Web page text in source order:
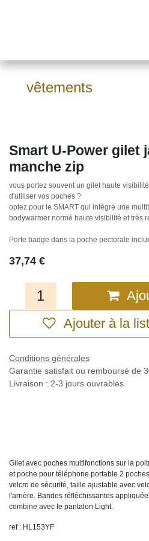
vêtements
Smart U-Power gilet
manche zip
vous portez souvent un gilet haute
d'utiliser vos poches ?
optez pour le SMART qui intègre une
bodywarmer normé haute visibilité et très
Porte badge dans la poche pectorale
37,74 €
Ajouter à la
Conditions générales
Garantie satisfait ou remboursé de
Livraison : 2-3 jours ouvrables
Gilet avec poches multifonctions sur la
et poche pour téléphone portable 2
velcro de sécurité, taille ajustable avec
l'arrière. Bandes réfléchissantes
combine avec le pantalon Light.
ref : HL153YF